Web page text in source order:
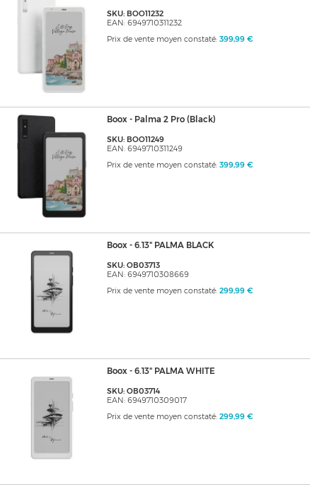
SKU: BOO11232
EAN: 6949710311232
Prix de vente moyen constaté: 399,99 €
Boox - Palma 2 Pro (Black)
SKU: BOO11249
EAN: 6949710311249
Prix de vente moyen constaté: 399,99 €
Boox - 6.13" PALMA BLACK
SKU: OB03713
EAN: 6949710308669
Prix de vente moyen constaté: 299,99 €
Boox - 6.13" PALMA WHITE
SKU: OB03714
EAN: 6949710309017
Prix de vente moyen constaté: 299,99 €